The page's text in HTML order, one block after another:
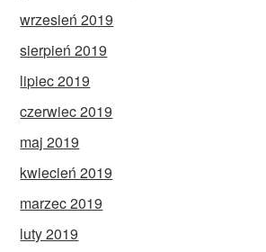
wrzesień 2019
sierpień 2019
lipiec 2019
czerwiec 2019
maj 2019
kwiecień 2019
marzec 2019
luty 2019